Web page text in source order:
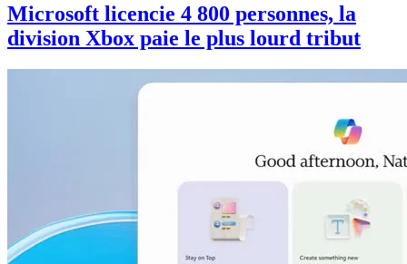
Microsoft licencie 4 800 personnes, la
division Xbox paie le plus lourd tribut